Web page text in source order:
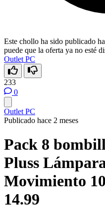
Este chollo ha sido publicado
puede que la oferta ya no esté
Outlet PC
233
0
Outlet PC
Publicado hace 2 meses
Pack 8
Pluss
Movimiento
14.99